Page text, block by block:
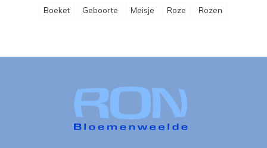
Boeket Geboorte Meisje Roze Rozen